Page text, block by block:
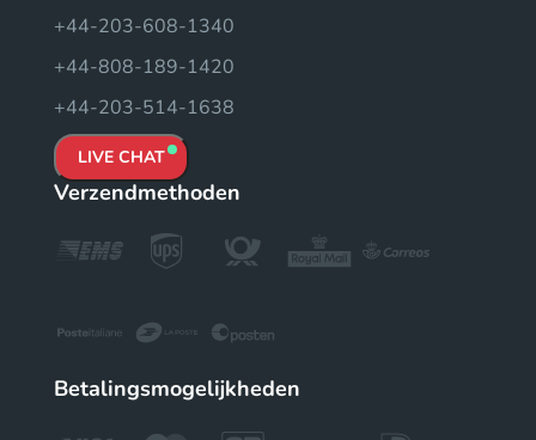
+44-203-608-1340
+44-808-189-1420
+44-203-514-1638
LIVE CHAT
Verzendmethoden
Betalingsmogelijkheden